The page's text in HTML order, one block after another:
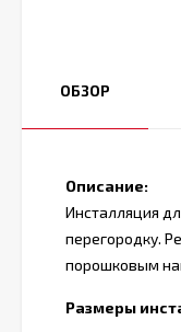
ОБЗОР
Описание:
Инсталляция
перегородку.
порошковым
Размеры